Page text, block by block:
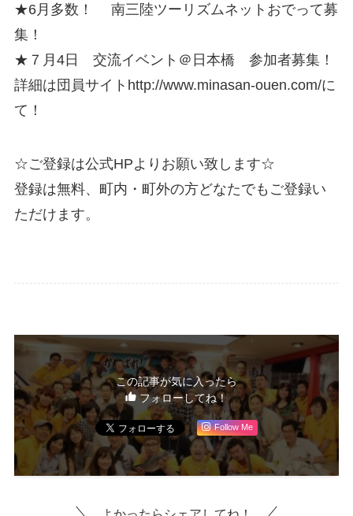
★6月多数！ 南三陸ツーリズムネットおでって募
集！
★７月4日 交流イベント＠日本橋 参加者募集！
詳細は団員サイトhttp://www.minasan-ouen.com/に
て！
☆ご登録は公式HPよりお願い致します☆
登録は無料、町内・町外の方どなたでもご登録い
ただけます。
この記事が気に入ったら
フォローしてね！
Follow Me